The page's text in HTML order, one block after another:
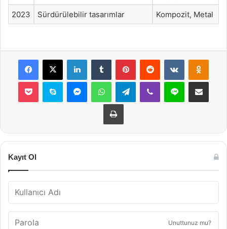
2023 Sürdürülebilir tasarımlar Kompozit, Metal
Facebook
X LinkedInTumblr PinterestReddit VKontakte
Pocket Skype MessengerWhatsAppTelegramViber Line E-Posta ile
Yazdır
Kayıt Ol
Unuttunuz mu?